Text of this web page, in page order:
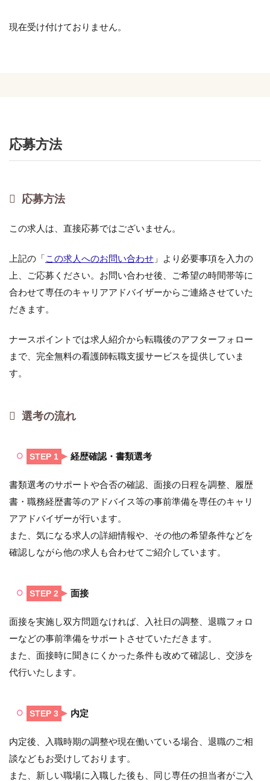
現在受け付けておりません。
応募方法
応募方法
この求人は、直接応募ではございません。
上記の「この求人へのお問い合わせ 」より必要事項を入力の
上、ご応募ください。お問い合わせ後、ご希望の時間帯等に
合わせて専任のキャリアアドバイザーからご連絡させていた
だきます。
ナースポイントでは求人紹介から転職後のアフターフォロー
まで、完全無料の看護師転職支援サービスを提供していま
す。
選考の流れ
STEP 1 経歴確認・書類選考
書類選考のサポートや合否の確認、面接の日程を調整、履歴
書・職務経歴書等のアドバイス等の事前準備を専任のキャリ
アアドバイザーが行います。
また、気になる求人の詳細情報や、その他の希望条件などを
確認しながら他の求人も合わせてご紹介しています。
STEP 2 面接
面接を実施し双方問題なければ、入社日の調整、退職フォロ
ーなどの事前準備をサポートさせていただきます。
また、面接時に聞きにくかった条件も改めて確認し、交渉を
代行いたします。
STEP 3 内定
内定後、入職時期の調整や現在働いている場合、退職のご相
談などもお受けしております。
また、新しい職場に入職した後も、同じ専任の担当者がご入